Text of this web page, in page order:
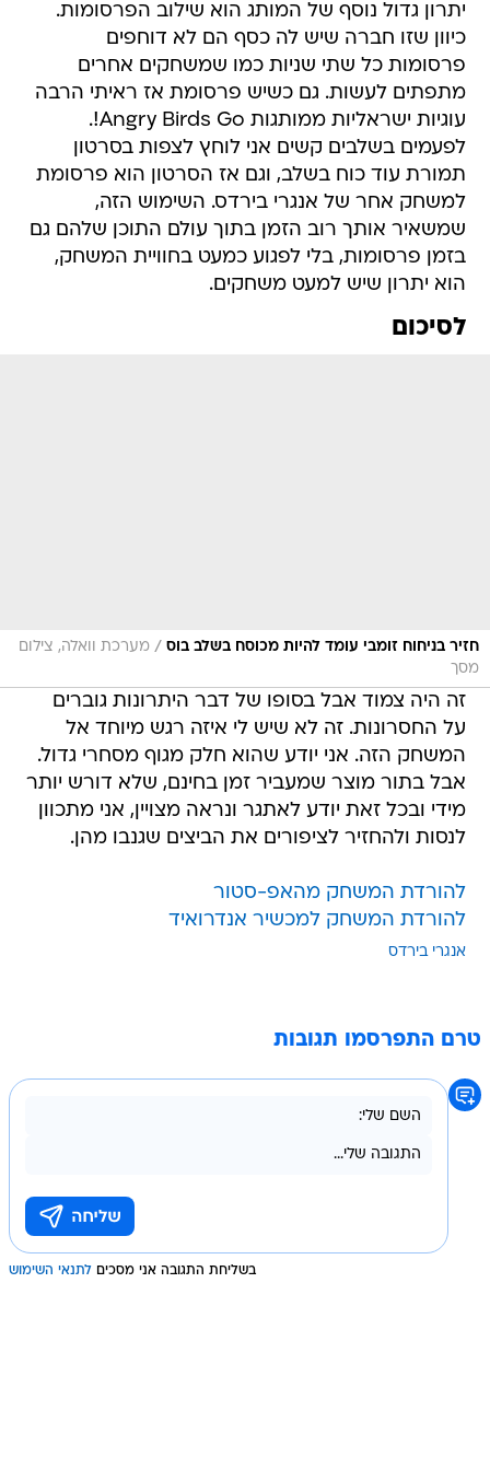
יתרון גדול נוסף של המותג הוא שילוב הפרסומות.
כיוון שזו חברה שיש לה כסף הם לא דוחפים
פרסומות כל שתי שניות כמו שמשחקים אחרים
מתפתים לעשות. גם כשיש פרסומת אז ראיתי הרבה
עוגיות ישראליות ממותגות Angry Birds Go!.
לפעמים בשלבים קשים אני לוחץ לצפות בסרטון
תמורת עוד כוח בשלב, וגם אז הסרטון הוא פרסומת
למשחק אחר של אנגרי בירדס. השימוש הזה,
שמשאיר אותך רוב הזמן בתוך עולם התוכן שלהם גם
בזמן פרסומות, בלי לפגוע כמעט בחוויית המשחק,
הוא יתרון שיש למעט משחקים.
לסיכום
חזיר בניחוח זומבי עומד להיות מכוסח בשלב בוס / מערכת וואלה, צילום
מסך
זה היה צמוד אבל בסופו של דבר היתרונות גוברים
על החסרונות. זה לא שיש לי איזה רגש מיוחד אל
המשחק הזה. אני יודע שהוא חלק מגוף מסחרי גדול.
אבל בתור מוצר שמעביר זמן בחינם, שלא דורש יותר
מידי ובכל זאת יודע לאתגר ונראה מצויין, אני מתכוון
לנסות ולהחזיר לציפורים את הביצים שגנבו מהן.
להורדת המשחק מהאפ-סטור
להורדת המשחק למכשיר אנדרואיד
אנגרי בירדס
טרם התפרסמו תגובות
בשליחת התגובה אני מסכים לתנאי השימוש